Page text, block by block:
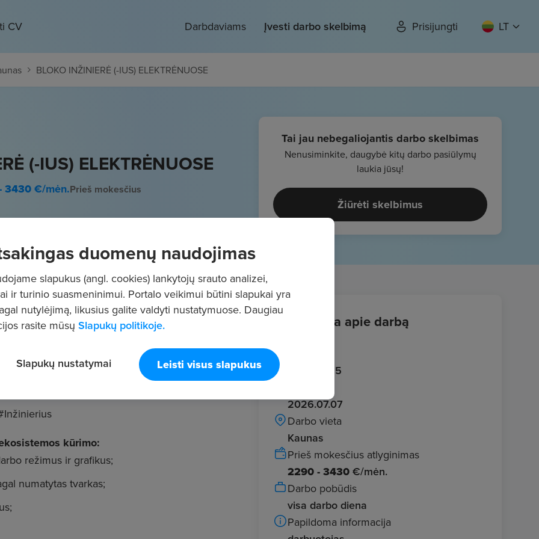
CV Darbdaviams Įvesti darbo skelbimą Prisijungti LT
BLOKO INŽINIERĖ (-IUS) ELEKTRĖNUOSE
(-IUS) ELEKTRĖNUOSE
3430€/mėn.Prieš mokesčius
Tai jau nebegaliojantis darbo skelbimas
Nenusiminkite, daugybė kitų darbo pasiūlymų
laukia jūsų!
Žiūrėti skelbimus
(-io) Šilumos gamybos komandoje. Šioje
Manai, mums pakeliui? Tuomet
kūrimo:
režimus ir grafikus;
numatytas tvarkas;
Informacija apie darbą
2026.06.15
2026.07.07
Darbo vieta
Kaunas
Prieš mokesčius atlyginimas
2290 - 3430 €/mėn.
Darbo pobūdis
visa darbo diena
Papildoma informacija
duomenų naudojimas
slapukus (angl. cookies) lankytojų srauto analizei,
ir turinio suasmeninimui. Portalo veikimui būtini slapukai yra
nutylėjimą, likusius galite valdyti nustatymuose. Daugiau
rasite mūsų Slapukų politikoje.
Leisti visus slapukus
Slapukų nustatymai